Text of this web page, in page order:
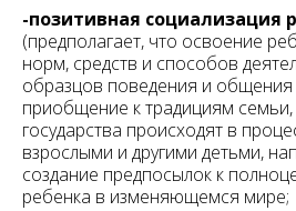
-позитивная социализация
(предполагает, что освоение
норм, средств и способов
образцов поведения и общения
приобщение к традициям
государства происходят в
взрослыми и другими детьми,
создание предпосылок к
ребенка в изменяющемся мире;